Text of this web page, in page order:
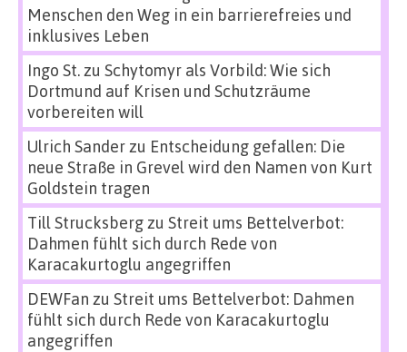
Menschen den Weg in ein barrierefreies und
inklusives Leben
Ingo St.zu Schytomyr als Vorbild: Wie sich
Dortmund auf Krisen und Schutzräume
vorbereiten will
Ulrich Sanderzu Entscheidung gefallen: Die
neue Straße in Grevel wird den Namen von Kurt
Goldstein tragen
Till Strucksbergzu Streit ums Bettelverbot:
Dahmen fühlt sich durch Rede von
Karacakurtoglu angegriffen
DEWFan zu Streit ums Bettelverbot: Dahmen
fühlt sich durch Rede von Karacakurtoglu
angegriffen